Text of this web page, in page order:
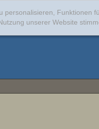
personalisieren,
unserer Website